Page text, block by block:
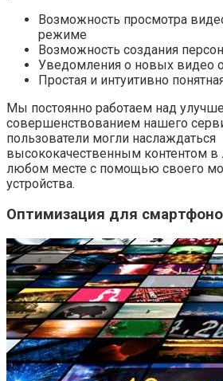
Возможность просмотра
режиме
Возможность создания
Уведомления о новых видео
Простая и интуитивно
Мы постоянно работаем над
совершенствованием нашего
пользователи могли наслаждаться
высококачественным контентом
любом месте с помощью своего
устройства.
Оптимизация для